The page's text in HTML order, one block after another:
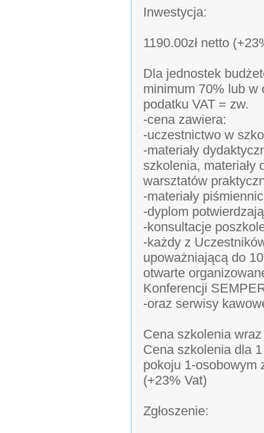
Inwestycja:
1190.00zł netto
Dla jednostek
minimum 70% lub w
podatku VAT = zw.
-cena zawiera:
-uczestnictwo w
-materiały
szkolenia, materiały
warsztatów
-materiały
-dyplom
-konsultacje
-każdy z
upoważniającą do
otwarte
Konferencji
-oraz serwisy
Cena szkolenia
Cena szkolenia dla
pokoju 1-osobowym
(+23% Vat)
Zgłoszenie: